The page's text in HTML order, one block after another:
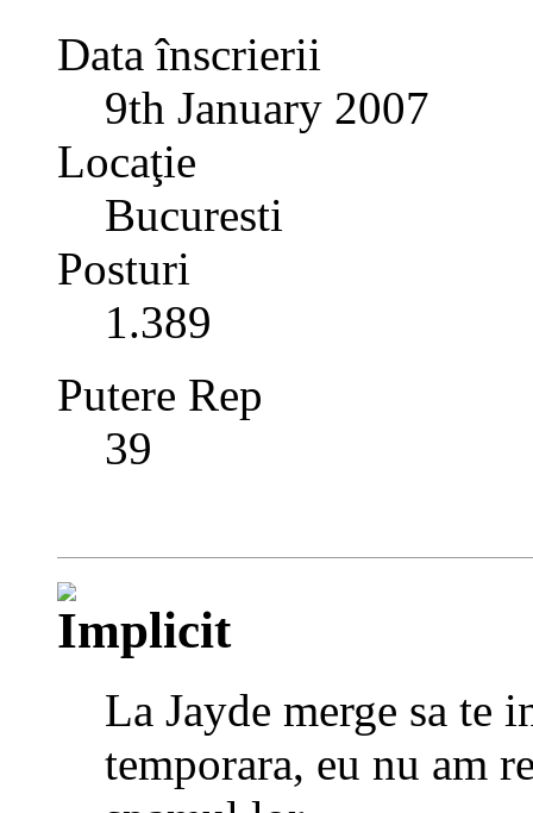
Data înscrierii
9th January 2007
Locaţie
Bucuresti
Posturi
1.389
Putere Rep
39
La Jayde merge sa te
temporara, eu nu am